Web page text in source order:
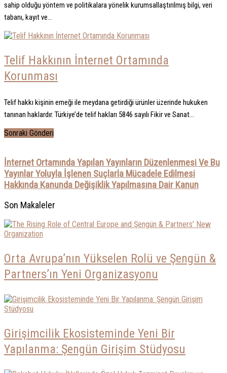
sahip olduğu yöntem ve politikalara yönelik kurumsallaştırılmış bilgi, veri
tabanı, kayıt ve...
Telif Hakkının İnternet Ortamında
Korunması
Telif hakkı kişinin emeği ile meydana getirdiği ürünler üzerinde hukuken
tanınan haklardır. Türkiye’de telif hakları 5846 sayılı Fikir ve Sanat...
Sonraki Gönderi
İnternet Ortamında Yapılan Yayınların Düzenlenmesi Ve Bu
Yayınlar Yoluyla İşlenen Suçlarla Mücadele Edilmesi
Hakkında Kanunda Değişiklik Yapılmasına Dair Kanun
Son Makaleler
Orta Avrupa’nın Yükselen Rolü ve Şengün &
Partners’ın Yeni Organizasyonu
Girişimcilik Ekosisteminde Yeni Bir
Yapılanma: Şengün Girişim Stüdyosu